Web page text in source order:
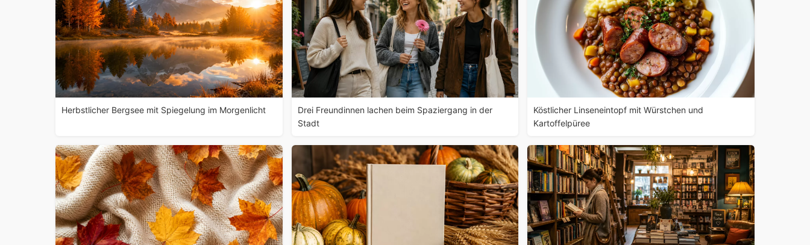
Herbstlicher Bergsee mit Spiegelung im Morgenlicht
Drei Freundinnen lachen beim Spaziergang in der
Stadt
Köstlicher Linseneintopf mit Würstchen und
Kartoffelpüree